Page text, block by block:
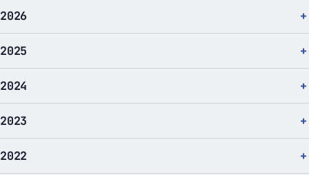
2026
2025
2024
2023
2022